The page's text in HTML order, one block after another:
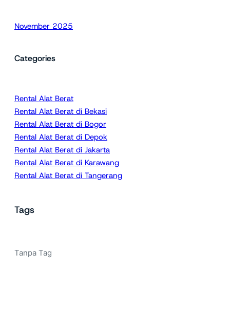
November 2025
Categories
Rental Alat Berat
Rental Alat Berat di Bekasi
Rental Alat Berat di Bogor
Rental Alat Berat di Depok
Rental Alat Berat di Jakarta
Rental Alat Berat di Karawang
Rental Alat Berat di Tangerang
Tags
Tanpa Tag